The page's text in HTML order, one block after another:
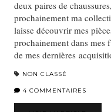
deux paires de
prochainement ma
laisse découvrir mes
prochainement dans mes
de mes dernières
NON CLASSÉ
4 COMMENTAIRES